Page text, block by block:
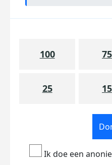
100 75
25 15
Ik doe een